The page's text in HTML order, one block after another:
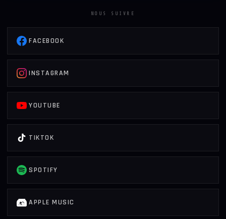
NOUS SUIVRE
FACEBOOK
INSTAGRAM
YOUTUBE
TIKTOK
SPOTIFY
APPLE MUSIC